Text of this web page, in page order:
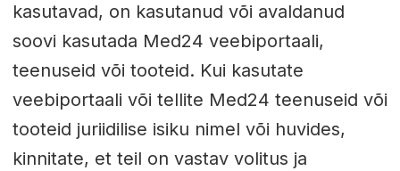
kasutavad, on kasutanud või avaldanud
soovi kasutada Med24 veebiportaali,
teenuseid või tooteid. Kui kasutate
veebiportaali või tellite Med24 teenuseid või
tooteid juriidilise isiku nimel või huvides,
kinnitate, et teil on vastav volitus ja